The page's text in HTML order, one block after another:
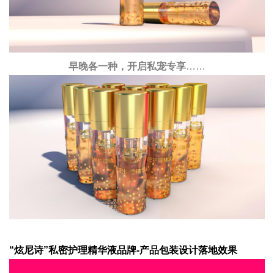
早晚各一种，开启私宠专享……
“炫尼诗”私密护理精华液品牌-产品包装设计落地效果